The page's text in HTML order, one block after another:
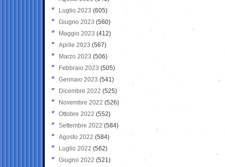
Luglio 2023 (605)
Giugno 2023 (560)
Maggio 2023 (412)
Aprile 2023 (567)
Marzo 2023 (506)
Febbraio 2023 (505)
Gennaio 2023 (541)
Dicembre 2022 (525)
Novembre 2022 (526)
Ottobre 2022 (552)
Settembre 2022 (584)
Agosto 2022 (584)
Luglio 2022 (562)
Giugno 2022 (521)